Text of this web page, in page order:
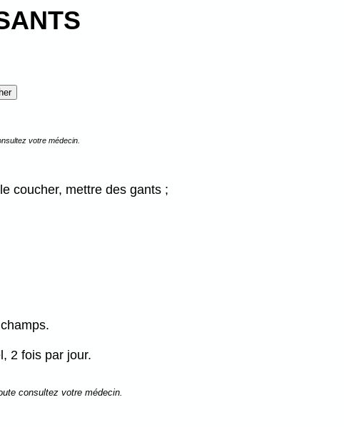
votre médecin.
coucher, mettre des gants ;
2 fois par jour.
consultez votre médecin.